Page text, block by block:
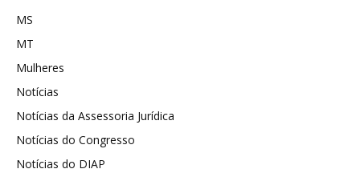
MS
MT
Mulheres
Notícias
Notícias da Assessoria Jurídica
Notícias do Congresso
Notícias do DIAP